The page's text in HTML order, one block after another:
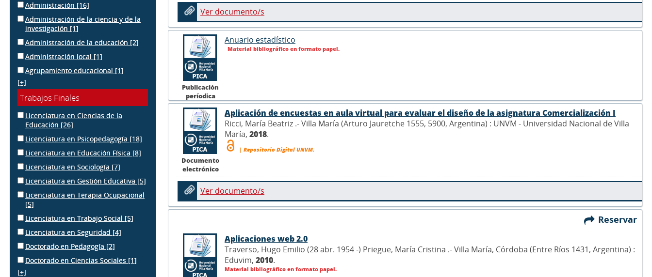
Administración [16]
Administración de la ciencia y de la
investigación [1]
Administración de la educación [2]
Administración local [1]
Agrupamiento educacional [1]
[+]
Trabajos Finales
Licenciatura en Ciencias de la
Educación [26]
Licenciatura en Psicopedagogía [18]
Licenciatura en Educación Física [8]
Licenciatura en Sociología [7]
Licenciatura en Gestión Educativa [5]
Licenciatura en Terapia Ocupacional
[5]
Licenciatura en Trabajo Social [5]
Licenciatura en Seguridad [4]
Doctorado en Pedagogía [2]
Doctorado en Ciencias Sociales [1]
[+]
Ver documento/s
Publicación
períodica
Anuario estadístico
Material bibliográfico en formato papel.
Documento
electrónico
Aplicación de encuestas en aula virtual para evaluar el diseño de la asignatura Comercialización I
Ricci, María Beatriz .- Villa María (Arturo Jauretche 1555, 5900, Argentina) : UNVM - Universidad Nacional de Villa
María, 2018.
| Repositorio Digital UNVM.
Ver documento/s
Reservar
Aplicaciones web 2.0
Traverso, Hugo Emilio (28 abr. 1954 -) Priegue, María Cristina .- Villa María, Córdoba (Entre Ríos 1431, Argentina) :
Eduvim, 2010.
Material bibliográfico en formato papel.